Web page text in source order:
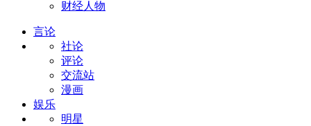
财经人物
言论
社论
评论
交流站
漫画
娱乐
明星